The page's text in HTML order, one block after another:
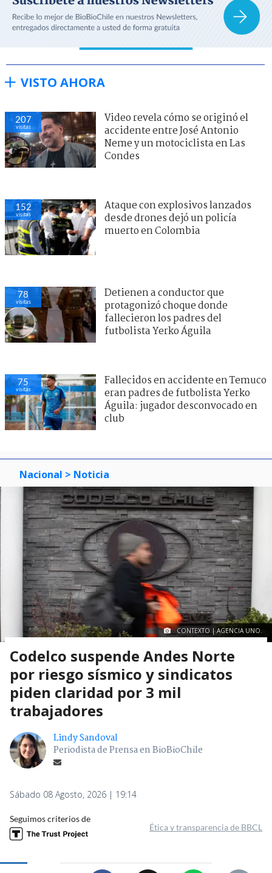
VISTO AHORA
207
visitas
Video revela cómo se originó el
accidente entre José Antonio
Neme y un motociclista en Las
Condes
152
visitas
Ataque con explosivos lanzados
desde drones dejó un policía
muerto en Colombia
78
visitas
Detienen a conductor que
protagonizó choque donde
fallecieron los padres del
futbolista Yerko Águila
75
visitas
Fallecidos en accidente en Temuco
eran padres de futbolista Yerko
Águila: jugador desconvocado en
club
Nacional > Noticia
CONTEXTO | AGENCIA UNO.
Codelco suspende Andes Norte
por riesgo sísmico y sindicatos
piden claridad por 3 mil
trabajadores
Lindy Sandoval
Periodista de Prensa en BioBioChile
Sábado 08 Agosto, 2026 | 19:14
Seguimos criterios de
Ética y transparencia de BBCL